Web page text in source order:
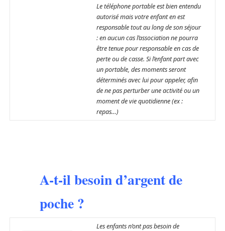
Le téléphone portable est bien entendu
autorisé mais votre enfant en est
responsable tout au long de son séjour
: en aucun cas l’association ne pourra
être tenue pour responsable en cas de
perte ou de casse. Si l’enfant part avec
un portable, des moments seront
déterminés avec lui pour appeler, afin
de ne pas perturber une activité ou un
moment de vie quotidienne (ex :
repas…)
A-t-il besoin d’argent de
poche ?
Les enfants n’ont pas besoin de